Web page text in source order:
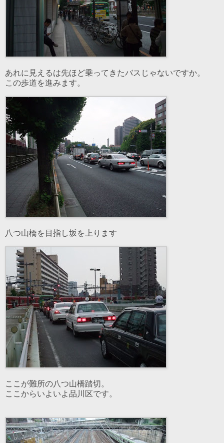
あれに見えるは先ほど乗ってきたバスじゃないですか。
この歩道を進みます。
八つ山橋を目指し坂を上ります
ここが難所の八つ山橋踏切。
ここからいよいよ品川区です。